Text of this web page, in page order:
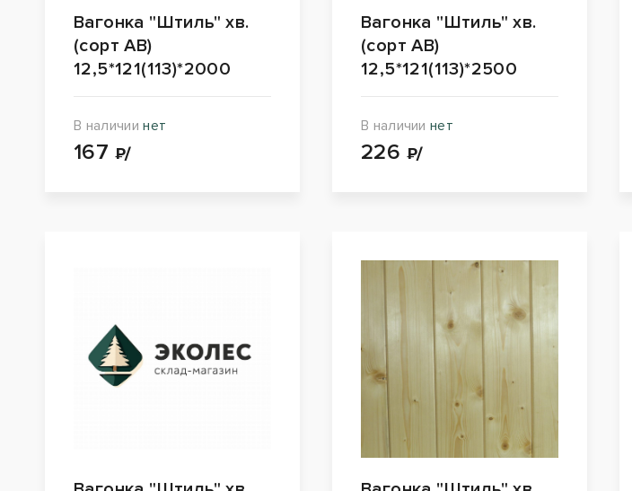
Вагонка "Штиль" хв.
(сорт АВ)
12,5*121(113)*2000
В наличиинет
167 ₽/
Вагонка "Штиль" хв.
(сорт АВ)
12,5*121(113)*2500
В наличиинет
226 ₽/